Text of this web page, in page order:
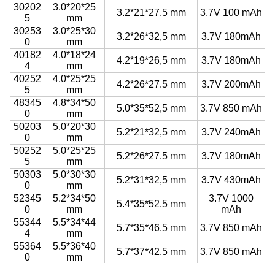
30202
5
3.0*20*25
mm
3.2*21*27,5 mm
3.7V 100 mAh
30253
0
3.0*25*30
mm
3.2*26*32,5 mm
3.7V 180mAh
40182
4
4.0*18*24
mm
4.2*19*26,5 mm
3.7V 180mAh
40252
5
4.0*25*25
mm
4.2*26*27.5 mm
3.7V 200mAh
48345
0
4.8*34*50
mm
5.0*35*52,5 mm
3.7V 850 mAh
50203
0
5.0*20*30
mm
5.2*21*32,5 mm
3.7V 240mAh
50252
5
5.0*25*25
mm
5.2*26*27.5 mm
3.7V 180mAh
50303
0
5.0*30*30
mm
5.2*31*32,5 mm
3.7V 430mAh
52345
0
5.2*34*50
mm
5.4*35*52,5 mm
3.7V 1000
mAh
55344
4
5.5*34*44
mm
5.7*35*46.5 mm
3.7V 850 mAh
55364
0
5.5*36*40
mm
5.7*37*42,5 mm
3.7V 850 mAh